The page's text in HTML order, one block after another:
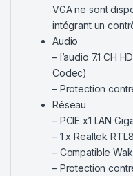
VGA ne sont
intégrant un
Audio
– l’audio 7.1 CH
Codec)
– Protection
Réseau
– PCIE x1 LAN
– 1 x Realtek
– Compatible
– Protection